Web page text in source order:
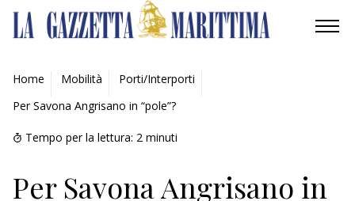
AMBIENTE
MOBILITÀ
INDUSTRIA
RICERCA
Home Mobilità
Porti/Interporti
Per Savona Angrisano in “pole”?
Tempo per la lettura: 2 minuti
Per Savona Angrisano in